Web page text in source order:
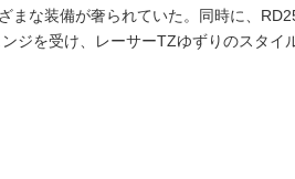
まな装備が奢られていた。同時に、
ジを受け、レーサーTZゆずりのスタイ